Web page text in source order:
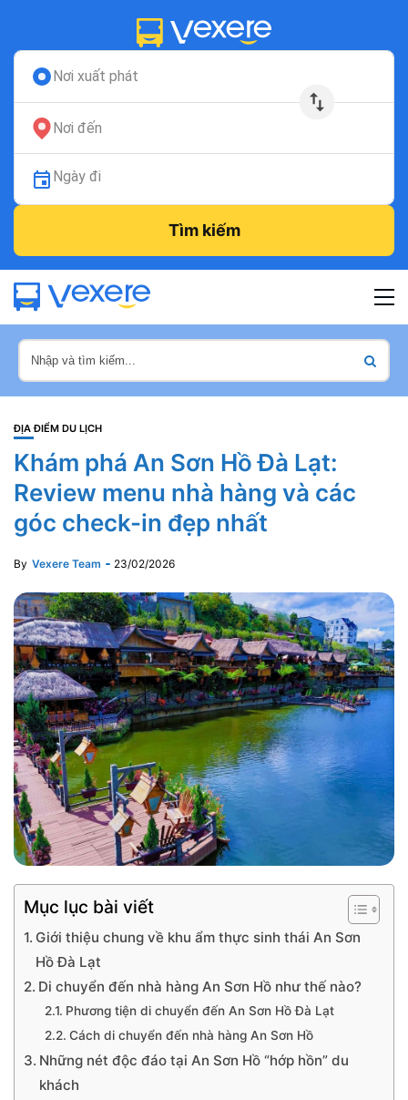
Nơi xuất phát
Nơi đến
Ngày đi
Tìm kiếm
ĐỊA ĐIỂM DU LỊCH
Khám phá An Sơn Hồ Đà Lạt:
Review menu nhà hàng và các
góc check-in đẹp nhất
By Vexere Team 23/02/2026
Mục lục bài viết
Giới thiệu chung về khu ẩm thực sinh thái An Sơn
Hồ Đà Lạt
Di chuyển đến nhà hàng An Sơn Hồ như thế nào?
Phương tiện di chuyển đến An Sơn Hồ Đà Lạt
Cách di chuyển đến nhà hàng An Sơn Hồ
Những nét độc đáo tại An Sơn Hồ “hớp hồn” du
khách